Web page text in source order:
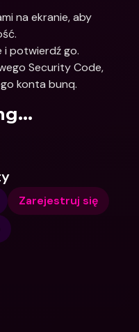
na ekranie, aby
i potwierdź go.
Security Code,
konta bunq.
Zarejestruj się